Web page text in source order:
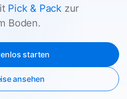
Pick & Pack zur
Boden.
starten
ansehen